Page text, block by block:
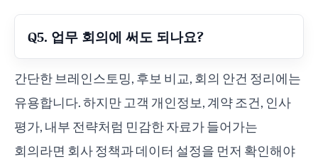
Q5. 업무 회의에 써도 되나요?
간단한 브레인스토밍, 후보 비교, 회의 안건 정리에는
유용합니다. 하지만 고객 개인정보, 계약 조건, 인사
평가, 내부 전략처럼 민감한 자료가 들어가는
회의라면 회사 정책과 데이터 설정을 먼저 확인해야